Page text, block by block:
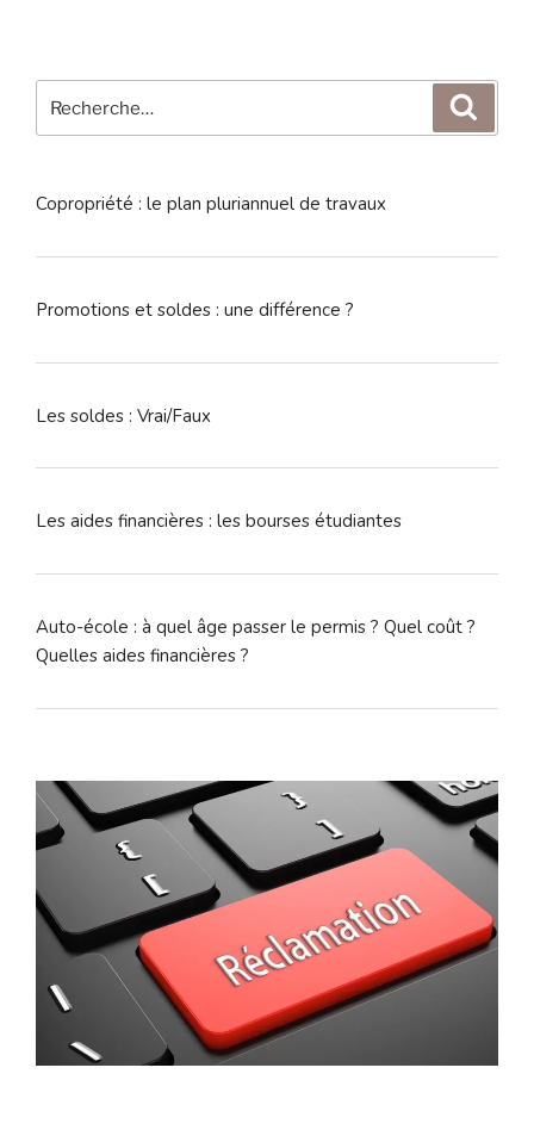
pour
Copropriété : le plan pluriannuel de travaux
Promotions et soldes : une différence ?
Les soldes : Vrai/Faux
Les aides financières : les bourses étudiantes
Auto-école : à quel âge passer le permis ? Quel coût ?
Quelles aides financières ?